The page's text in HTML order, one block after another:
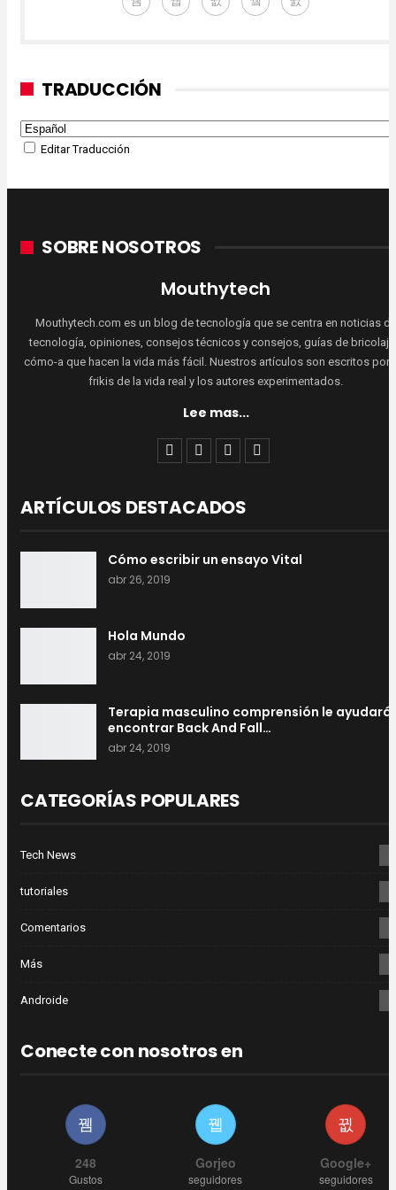
TRADUCCIÓN
Editar Traducción
SOBRE NOSOTROS
Mouthytech
Mouthytech.com es un blog de tecnología que se centra en noticias de
tecnología, opiniones, consejos técnicos y consejos, guías de bricolaje
cómo-a que hacen la vida más fácil. Nuestros artículos son escritos por
frikis de la vida real y los autores experimentados.
Lee mas...
ARTÍCULOS DESTACADOS
Cómo escribir un ensayo Vital
abr 26, 2019
Hola Mundo
abr 24, 2019
Terapia masculino comprensión le ayudará
encontrar Back And Fall…
abr 24, 2019
CATEGORÍAS POPULARES
Tech News
tutoriales
Comentarios
Más
Androide
Conecte con nosotros en
248
Gustos
Gorjeo
seguidores
Google+
seguidores